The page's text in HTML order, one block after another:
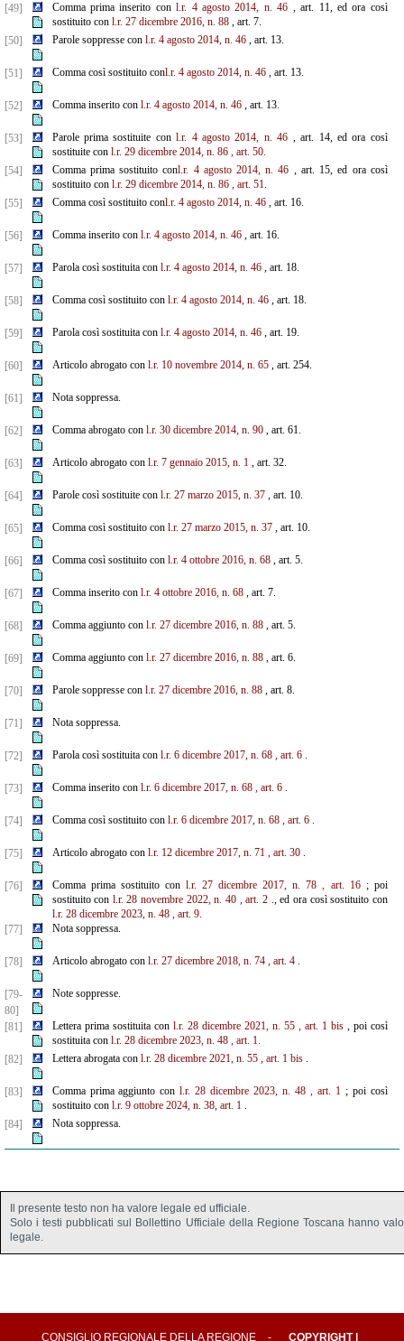
[49]
Comma prima inserito conl.r. 4 agosto 2014, n. 46 , art. 11, ed ora così
sostituito con l.r. 27 dicembre 2016, n. 88, art. 7.
[50]
Parole soppresse con l.r. 4 agosto 2014, n. 46, art. 13.
[51] Comma così sostituito conl.r. 4 agosto 2014, n. 46, art. 13.
[52] Comma inserito con l.r. 4 agosto 2014, n. 46, art. 13.
[53] Parole prima sostituite conl.r. 4 agosto 2014, n. 46 , art. 14, ed ora così
sostituite con l.r. 29 dicembre 2014, n. 86 , art. 50.
[54]
Comma prima sostituito conl.r. 4 agosto 2014, n. 46 , art. 15, ed ora così
sostituito con l.r. 29 dicembre 2014, n. 86 , art. 51.
[55]
Comma così sostituito conl.r. 4 agosto 2014, n. 46, art. 16.
[56] Comma inserito con l.r. 4 agosto 2014, n. 46, art. 16.
[57] Parola così sostituita con l.r. 4 agosto 2014, n. 46, art. 18.
[58] Comma così sostituito con l.r. 4 agosto 2014, n. 46, art. 18.
[59] Parola così sostituita con l.r. 4 agosto 2014, n. 46, art. 19.
[60] Articolo abrogato con l.r. 10 novembre 2014, n. 65, art. 254.
[61] Nota soppressa.
[62] Comma abrogato con l.r. 30 dicembre 2014, n. 90, art. 61.
[63] Articolo abrogato con l.r. 7 gennaio 2015, n. 1, art. 32.
[64] Parole così sostituite con l.r. 27 marzo 2015, n. 37, art. 10.
[65] Comma così sostituito con l.r. 27 marzo 2015, n. 37, art. 10.
[66] Comma così sostituito con l.r. 4 ottobre 2016, n. 68, art. 5.
[67] Comma inserito con l.r. 4 ottobre 2016, n. 68, art. 7.
[68] Comma aggiunto con l.r. 27 dicembre 2016, n. 88, art. 5.
[69] Comma aggiunto con l.r. 27 dicembre 2016, n. 88, art. 6.
[70] Parole soppresse con l.r. 27 dicembre 2016, n. 88, art. 8.
[71] Nota soppressa.
[72] Parola così sostituita con l.r. 6 dicembre 2017, n. 68 , art. 6.
[73] Comma inserito con l.r. 6 dicembre 2017, n. 68 , art. 6.
[74] Comma così sostituito con l.r. 6 dicembre 2017, n. 68 , art. 6.
[75] Articolo abrogato con l.r. 12 dicembre 2017, n. 71 , art. 30.
[76] Comma prima sostituito con l.r. 27 dicembre 2017, n. 78 , art. 16; poi
sostituito con l.r. 28 novembre 2022, n. 40 , art. 2 ., ed ora così sostituito con
l.r. 28 dicembre 2023, n. 48 , art. 9.
[77]
Nota soppressa.
[78] Articolo abrogato con l.r. 27 dicembre 2018, n. 74 , art. 4.
[79-
80]
Note soppresse.
[81] Lettera prima sostituita con l.r. 28 dicembre 2021, n. 55 , art. 1 bis, poi così
sostituita con l.r. 28 dicembre 2023, n. 48 , art. 1.
[82]
Lettera abrogata con l.r. 28 dicembre 2021, n. 55 , art. 1 bis.
[83] Comma prima aggiunto conl.r. 28 dicembre 2023, n. 48 , art. 1; poi così
sostituito con l.r. 9 ottobre 2024, n. 38, art. 1.
[84]
Nota soppressa.
Il presente testo non ha valore legale ed ufficiale.
Solo i testi pubblicati sul Bollettino Ufficiale della Regione Toscana hanno
legale.
CONSIGLIO REGIONALE DELLA REGIONE - COPYRIGHT|